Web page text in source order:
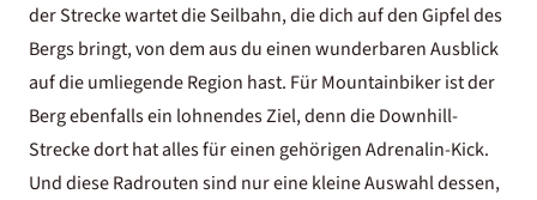
der Strecke wartet die Seilbahn, die dich auf den Gipfel des
Bergs bringt, von dem aus du einen wunderbaren Ausblick
auf die umliegende Region hast. Für Mountainbiker ist der
Berg ebenfalls ein lohnendes Ziel, denn die Downhill-
Strecke dort hat alles für einen gehörigen Adrenalin-Kick.
Und diese Radrouten sind nur eine kleine Auswahl dessen,